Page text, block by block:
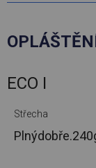
ECO I
Střecha
Plnýdobře.